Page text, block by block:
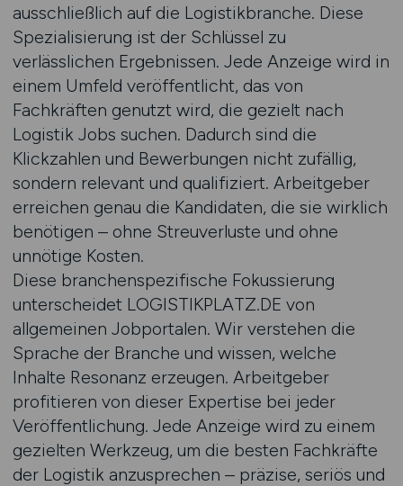
ausschließlich auf die Logistikbranche. Diese
Spezialisierung ist der Schlüssel zu
verlässlichen Ergebnissen. Jede Anzeige wird in
einem Umfeld veröffentlicht, das von
Fachkräften genutzt wird, die gezielt nach
Logistik Jobs suchen. Dadurch sind die
Klickzahlen und Bewerbungen nicht zufällig,
sondern relevant und qualifiziert. Arbeitgeber
erreichen genau die Kandidaten, die sie wirklich
benötigen – ohne Streuverluste und ohne
unnötige Kosten.
Diese branchenspezifische Fokussierung
unterscheidet LOGISTIKPLATZ.DE von
allgemeinen Jobportalen. Wir verstehen die
Sprache der Branche und wissen, welche
Inhalte Resonanz erzeugen. Arbeitgeber
profitieren von dieser Expertise bei jeder
Veröffentlichung. Jede Anzeige wird zu einem
gezielten Werkzeug, um die besten Fachkräfte
der Logistik anzusprechen – präzise, seriös und